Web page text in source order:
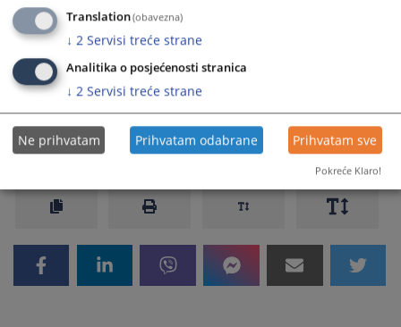
Strategija za unapređenje rodne ravnopravnosti u
pravosuđu Bosne i Hercegovine
diskriminacije
920 VIEWS
Translation(obavezna)
↓ 2 Servisi treće strane
Analitika o posjećenosti stranica
↓ 2 Servisi treće strane
Ne prihvatam Prihvatam odabrane Prihvatam sve
Pokreće Klaro!